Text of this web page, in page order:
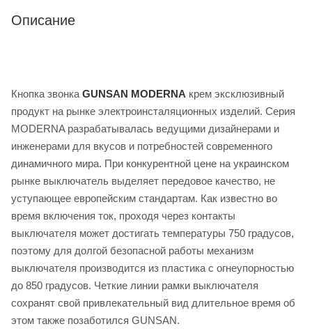
Описание
Кнопка звонка GUNSAN MODERNA крем эксклюзивный
продукт на рынке электроинсталяционных изделий. Серия
MODERNA разрабатывалась ведущими дизайнерами и
инженерами для вкусов и потребностей современного
динамичного мира. При конкурентной цене на украинском
рынке выключатель выделяет передовое качество, не
уступающее европейским стандартам. Как известно во
время включения ток, проходя через контакты
выключателя может достигать температуры 750 градусов,
поэтому для долгой безопасной работы механизм
выключателя производится из пластика с огнеупорностью
до 850 градусов. Четкие линии рамки выключателя
сохранят свой привлекательный вид длительное время об
этом также позаботился GUNSAN.